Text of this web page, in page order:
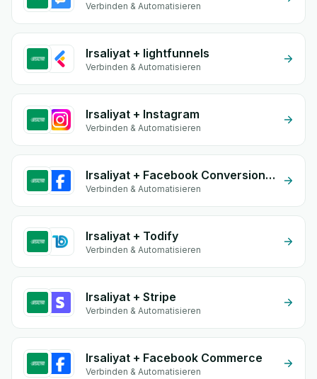
Verbinden & Automatisieren
Irsaliyat + lightfunnels
Verbinden & Automatisieren
Irsaliyat + Instagram
Verbinden & Automatisieren
Irsaliyat + Facebook Conversion API (CAPI)
Verbinden & Automatisieren
Irsaliyat + Todify
Verbinden & Automatisieren
Irsaliyat + Stripe
Verbinden & Automatisieren
Irsaliyat + Facebook Commerce
Verbinden & Automatisieren